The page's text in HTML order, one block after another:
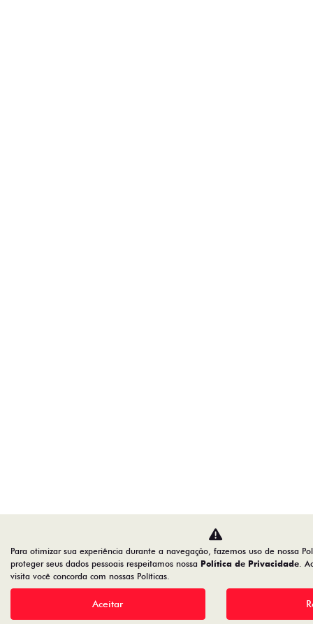
Para otimizar sua experiência durante a navegação, fazemos uso de nossa
proteger seus dados pessoais respeitamos nossa Política de Privacidade.
visita você concorda com nossas Políticas.
Aceitar